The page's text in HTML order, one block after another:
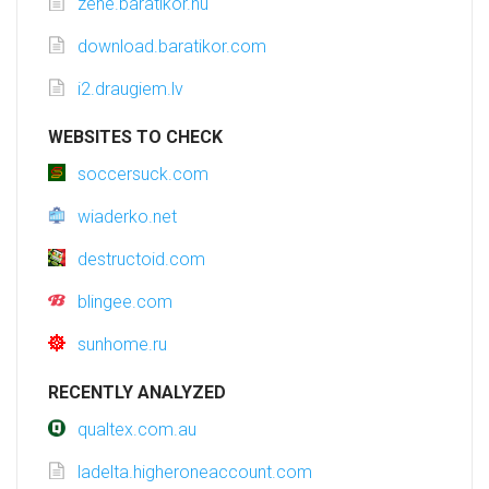
download.baratikor.com
i2.draugiem.lv
WEBSITES TO CHECK
soccersuck.com
wiaderko.net
destructoid.com
blingee.com
sunhome.ru
RECENTLY ANALYZED
qualtex.com.au
ladelta.higheroneaccount.com